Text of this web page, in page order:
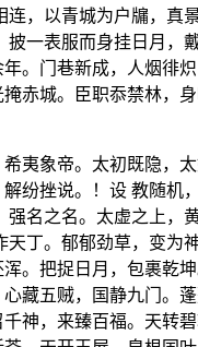
，以青城为户牖，真
披一表服而身挂日月
。门巷新成，人烟徘
赤城。臣职忝禁林，
夷象帝。太初既隐，
纷挫说。！设 教随
强名之名。太虚之上
丁。郁郁劲草，变为
。把捉日月，包裹乾
藏五贼，国静九门。
神，来臻百福。天转